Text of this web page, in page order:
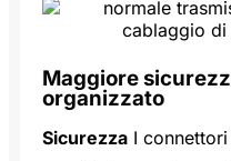
Maggiore
organizzato
Sicurezza I